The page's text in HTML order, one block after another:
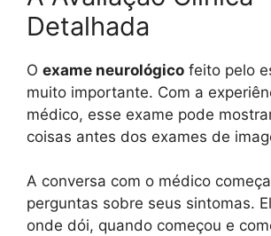
Detalhada
O exame neurológico feito pelo
muito importante. Com a
médico, esse exame pode
coisas antes dos exames de
A conversa com o médico
perguntas sobre seus sintomas.
onde dói, quando começou e